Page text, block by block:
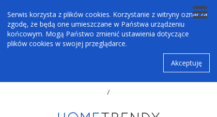
Serwis korzysta z plików cookies. Korzystanie z witryny oznacza
zgodę, że będą one umieszczane w Państwa urządzeniu
końcowym. Mogą Państwo zmienić ustawienia dotyczące
plików cookies w swojej przeglądarce.
Akceptuję
/